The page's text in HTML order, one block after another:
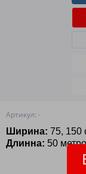
Артикул: -
Ширина: 75, 150
Длинна: 50